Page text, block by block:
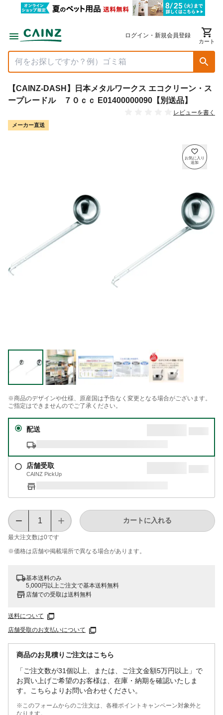
ログイン・新規会員登録
カート
【CAINZ-DASH】日本メタルワークス エコクリーン・ス
ープレードル ７０ｃｃ E01400000090【別送品】
レビューを書く
メーカー直送
※商品のデザインや仕様、原産国は予告なく変更となる場合がございます。
ご指定はできませんのでご了承ください。
配送
店舗受取
CAINZ PickUp
最大注文数は0です
カートに入れる
※価格は​店舗や​掲載場所で​異なる​場合が​あります。
基本送料のみ
5,000円以上ご注文で基本送料無料
店舗での受取は送料無料
送料について
店舗受取のお支払いについて
商品のお見積りご注文はこちら
「ご注文数が31個以上、または、ご注文金額5万円以上」で
お買い上げご希望のお客様は、在庫・納期を確認いたしま
す。こちらよりお問い合わせください。
※このフォームからのご注文は、各種ポイントキャンペーン対象外と
なります。